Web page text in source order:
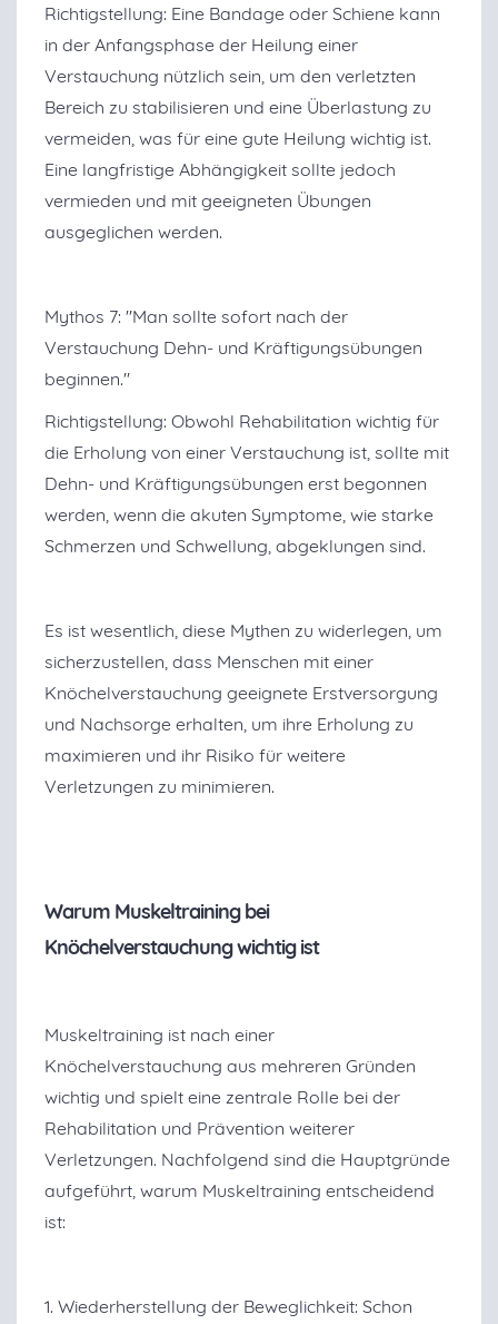
Richtigstellung: Eine Bandage oder Schiene kann
in der Anfangsphase der Heilung einer
Verstauchung nützlich sein, um den verletzten
Bereich zu stabilisieren und eine Überlastung zu
vermeiden, was für eine gute Heilung wichtig ist.
Eine langfristige Abhängigkeit sollte jedoch
vermieden und mit geeigneten Übungen
ausgeglichen werden.
Mythos 7: "Man sollte sofort nach der
Verstauchung Dehn- und Kräftigungsübungen
beginnen."
Richtigstellung: Obwohl Rehabilitation wichtig für
die Erholung von einer Verstauchung ist, sollte mit
Dehn- und Kräftigungsübungen erst begonnen
werden, wenn die akuten Symptome, wie starke
Schmerzen und Schwellung, abgeklungen sind.
Es ist wesentlich, diese Mythen zu widerlegen, um
sicherzustellen, dass Menschen mit einer
Knöchelverstauchung geeignete Erstversorgung
und Nachsorge erhalten, um ihre Erholung zu
maximieren und ihr Risiko für weitere
Verletzungen zu minimieren.
Warum Muskeltraining bei
Knöchelverstauchung wichtig ist
Muskeltraining ist nach einer
Knöchelverstauchung aus mehreren Gründen
wichtig und spielt eine zentrale Rolle bei der
Rehabilitation und Prävention weiterer
Verletzungen. Nachfolgend sind die Hauptgründe
aufgeführt, warum Muskeltraining entscheidend
ist:
1. Wiederherstellung der Beweglichkeit: Schon